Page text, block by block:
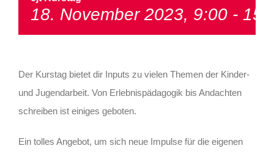
18. November 2023, 9:00 -
Der Kurstag bietet dir Inputs zu vielen Themen der Kinder-
und Jugendarbeit. Von Erlebnispädagogik bis Andachten
schreiben ist einiges geboten.
Ein tolles Angebot, um sich neue Impulse für die eigenen